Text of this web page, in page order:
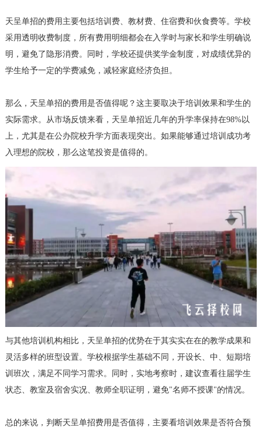
天呈单招的费用主要包括培训费、教材费、住宿费和伙食费等。学校
采用透明收费制度，所有费用明细都会在入学时与家长和学生明确说
明，避免了隐形消费。同时，学校还提供奖学金制度，对成绩优异的
学生给予一定的学费减免，减轻家庭经济负担。
那么，天呈单招的费用是否值得呢？这主要取决于培训效果和学生的
实际需求。从市场反馈来看，天呈单招近几年的升学率保持在98%以
上，尤其是在公办院校升学方面表现突出。如果能够通过培训成功考
入理想的院校，那么这笔投资是值得的。
与其他培训机构相比，天呈单招的优势在于其实实在在的教学成果和
灵活多样的班型设置。学校根据学生基础不同，开设长、中、短期培
训班次，满足不同学习需求。同时，实地考察时，建议查看往届学生
状态、教室及宿舍实况、教师全职证明，避免"名师不授课"的情况。
总的来说，判断天呈单招费用是否值得，主要看培训效果是否符合预